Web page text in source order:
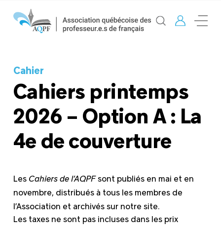
Cahier
Cahiers printemps
2026 – Option A : La
4e de couverture
Les Cahiers de l’AQPF sont publiés en mai et en
novembre, distribués à tous les membres de
l’Association et archivés sur notre site.
Les taxes ne sont pas incluses dans les prix